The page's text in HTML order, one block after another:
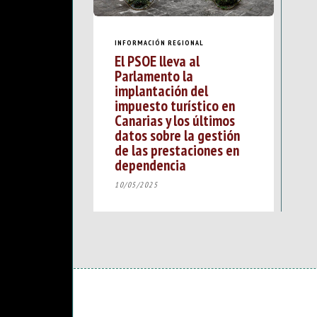
INFORMACIÓN REGIONAL
El PSOE lleva al
Parlamento la
implantación del
impuesto turístico en
Canarias y los últimos
datos sobre la gestión
de las prestaciones en
dependencia
10/05/2025